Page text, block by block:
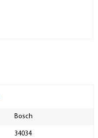
Bosch
34034